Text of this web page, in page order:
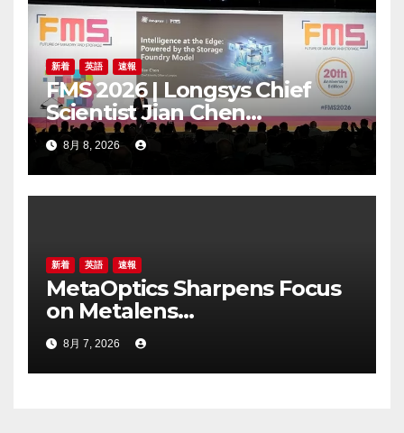
新着 英語 速報
FMS 2026 | Longsys Chief
Scientist Jian Chen
Highlights the Storage
Foundry Model for Edge AI
8月 8, 2026
新着 英語 速報
MetaOptics Sharpens Focus
on Metalens
Commercialisation;
Withdraws Nasdaq Listing
Application, and Defers U.S.
8月 7, 2026